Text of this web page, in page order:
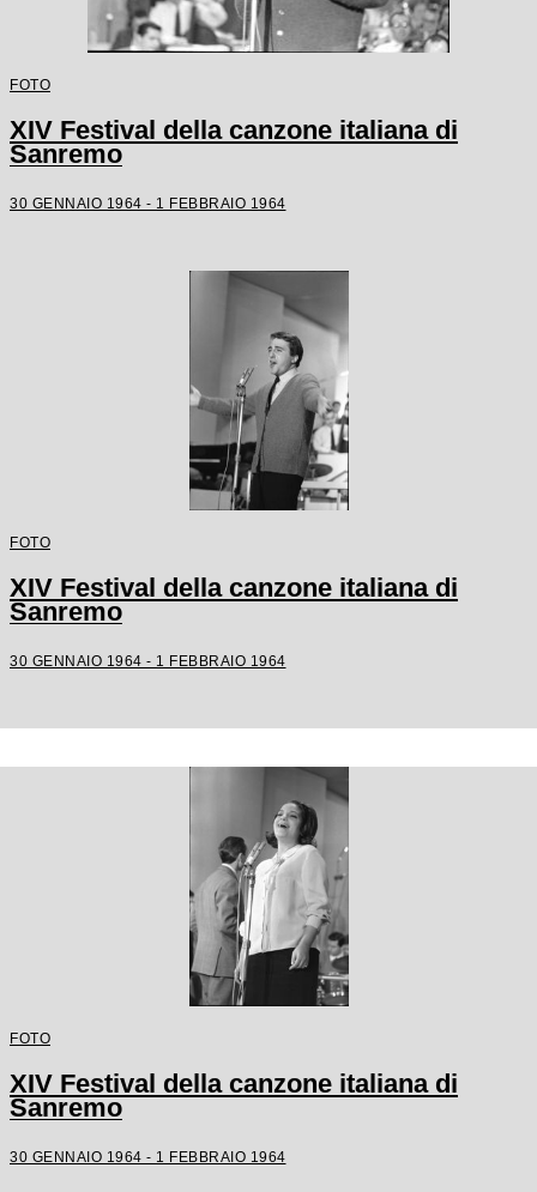
FOTO
XIV Festival della canzone italiana di
Sanremo
30 GENNAIO 1964 - 1 FEBBRAIO 1964
FOTO
XIV Festival della canzone italiana di
Sanremo
30 GENNAIO 1964 - 1 FEBBRAIO 1964
FOTO
XIV Festival della canzone italiana di
Sanremo
30 GENNAIO 1964 - 1 FEBBRAIO 1964